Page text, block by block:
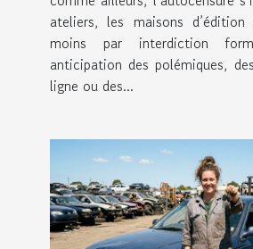
ateliers, les maisons
moins par interdiction
anticipation des polémiques,
ligne ou des...